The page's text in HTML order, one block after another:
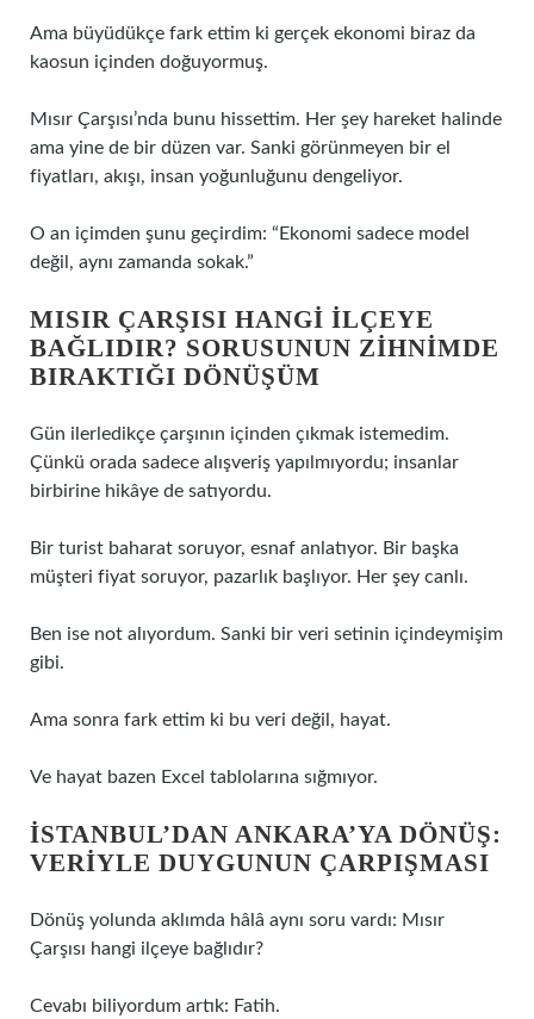
Ama büyüdükçe fark ettim ki gerçek ekonomi biraz da
kaosun içinden doğuyormuş.
Mısır Çarşısı’nda bunu hissettim. Her şey hareket halinde
ama yine de bir düzen var. Sanki görünmeyen bir el
fiyatları, akışı, insan yoğunluğunu dengeliyor.
O an içimden şunu geçirdim: “Ekonomi sadece model
değil, aynı zamanda sokak.”
MISIR ÇARŞISI HANGI ILÇEYE
BAĞLIDIR? SORUSUNUN ZIHNIMDE
BIRAKTIĞI DÖNÜŞÜM
Gün ilerledikçe çarşının içinden çıkmak istemedim.
Çünkü orada sadece alışveriş yapılmıyordu; insanlar
birbirine hikâye de satıyordu.
Bir turist baharat soruyor, esnaf anlatıyor. Bir başka
müşteri fiyat soruyor, pazarlık başlıyor. Her şey canlı.
Ben ise not alıyordum. Sanki bir veri setinin içindeymişim
gibi.
Ama sonra fark ettim ki bu veri değil, hayat.
Ve hayat bazen Excel tablolarına sığmıyor.
İSTANBUL’DAN ANKARA’YA DÖNÜŞ:
VERIYLE DUYGUNUN ÇARPIŞMASI
Dönüş yolunda aklımda hâlâ aynı soru vardı: Mısır
Çarşısı hangi ilçeye bağlıdır?
Cevabı biliyordum artık: Fatih.